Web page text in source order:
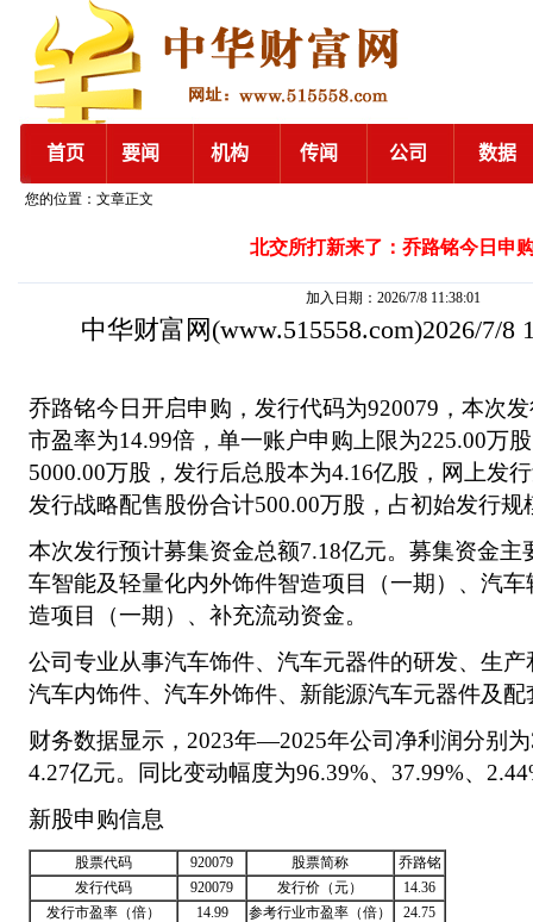
您的位置：文章正文
北交所打新来了：乔路铭今日申
加入日期：2026/7/8 11:38:01
中华财富网 (www.515558.com)2026/7/8
乔路铭今日开启申购，发行代码为920079，本次
市盈率为14.99倍，单一账户申购上限为225.00万
5000.00万股，发行后总股本为4.16亿股，网上发
发行战略配售股份合计500.00万股，占初始发行规
本次发行预计募集资金总额7.18亿元。募集资金主
车智能及轻量化内外饰件智造项目（一期）、汽
造项目（一期）、补充流动资金。
公司专业从事汽车饰件、汽车元器件的研发、生
汽车内饰件、汽车外饰件、新能源汽车元器件及配
财务数据显示，2023年—2025年公司净利润分别
4.27亿元。同比变动幅度为96.39%、37.99%、
新股申购信息
股票代码 920079 股票简称
乔路铭
发行代码
920079 发行价（元）
14.36
发行市盈率（倍）
14.99 参考行业市盈率（倍）
24.75